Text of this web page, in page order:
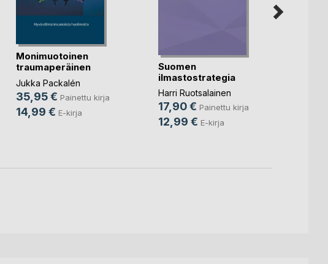
Monimuotoinen
traumaperäinen
stressi
Jukka Packalén
35,95 € Painettu kirja
14,99 € E-kirja
Suomen
ilmastostrategia
Harri Ruotsalainen
17,90 € Painettu kirja
12,99 € E-kirja